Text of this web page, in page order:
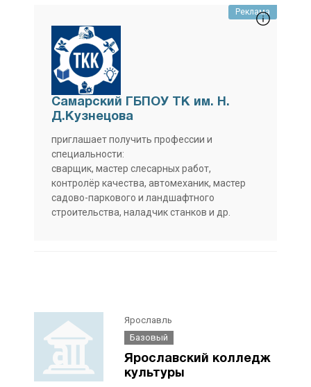
Реклама
Самарский ГБПОУ ТК им. Н.
Д.Кузнецова
приглашает получить профессии и
специальности:
сварщик, мастер слесарных работ,
контролёр качества, автомеханик, мастер
садово-паркового и ландшафтного
строительства, наладчик станков и др.
Ярославль
Базовый
Ярославский колледж
культуры